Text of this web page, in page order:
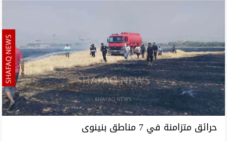
حرائق متزامنة في 7 مناطق بنينوى